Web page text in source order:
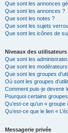
Que sont les annonces
Que sont les annonces ?
Que sont les notes ?
Que sont les sujets
Que sont les icônes de
Niveaux des
Que sont les
Que sont les
Que sont les groupes
Où sont les groupes
Comment puis-je devenir
Pourquoi certains
Qu’est-ce qu’un «
Qu’est-ce que le lien «
Messagerie privée